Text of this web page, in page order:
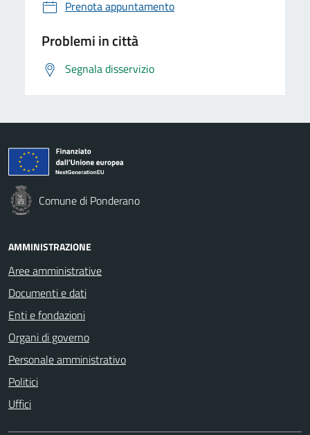
Prenota appuntamento
Problemi in città
Segnala disservizio
Comune di Ponderano
AMMINISTRAZIONE
Aree amministrative
Documenti e dati
Enti e fondazioni
Organi di governo
Personale amministrativo
Politici
Uffici